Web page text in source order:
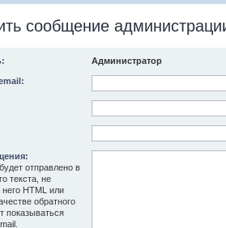
сообщение
Администратор
отправлено в
текста, не
HTML или
обратного
показываться